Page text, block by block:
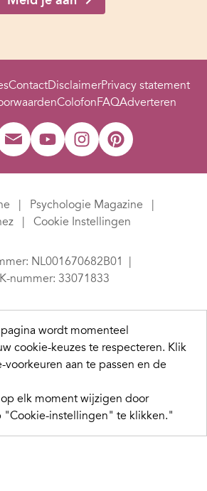
ContactDisclaimerPrivacy statement
ColofonFAQAdverteren
Psychologie Magazine
Cookie Instellingen
NL001670682B01
nummer: 33071833
wordt momenteel
cookie-keuzes te respecteren. Klik
aan te passen en de
elk moment wijzigen door
"Cookie-instellingen" te klikken."